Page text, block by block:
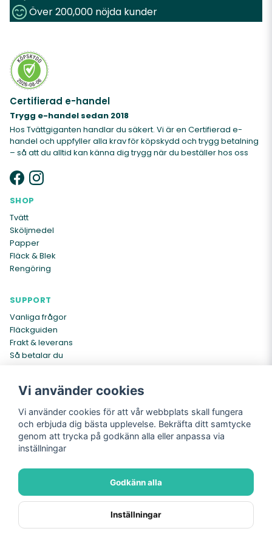
Över 200,000 nöjda kunder
Certifierad e-handel
Trygg e-handel sedan 2018
Hos Tvättgiganten handlar du säkert. Vi är en Certifierad e-
handel och uppfyller alla krav för köpskydd och trygg betalning
– så att du alltid kan känna dig trygg när du beställer hos oss
SHOP
Tvätt
Sköljmedel
Papper
Fläck & Blek
Rengöring
SUPPORT
Vanliga frågor
Fläckguiden
Frakt & leverans
Så betalar du
Om oss
Köpvillkor
Cookies
Integritetspolicy
Returer
Integritetspolicy
Vi använder cookies
Vi använder cookies för att vår webbplats skall fungera
och erbjuda dig bästa upplevelse. Bekräfta ditt samtycke
genom att trycka på godkänn alla eller anpassa via
inställningar
Godkänn alla
Inställningar